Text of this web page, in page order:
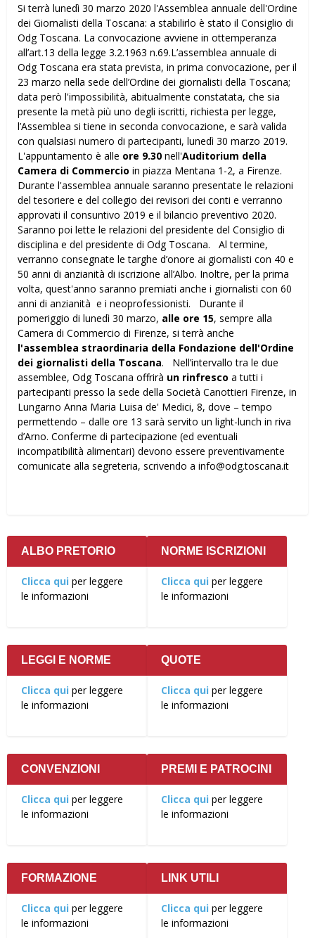
Si terrà lunedì 30 marzo 2020 l'Assemblea annuale dell'Ordine
dei Giornalisti della Toscana: a stabilirlo è stato il Consiglio di
Odg Toscana. La convocazione avviene in ottemperanza
all’art.13 della legge 3.2.1963 n.69.L’assemblea annuale di
Odg Toscana era stata prevista, in prima convocazione, per il
23 marzo nella sede dell’Ordine dei giornalisti della Toscana;
data però l'impossibilità, abitualmente constatata, che sia
presente la metà più uno degli iscritti, richiesta per legge,
l’Assemblea si tiene in seconda convocazione, e sarà valida
con qualsiasi numero di partecipanti, lunedì 30 marzo 2019.
L'appuntamento è alle ore 9.30 nell'Auditorium della
Camera di Commercio in piazza Mentana 1-2, a Firenze.
Durante l'assemblea annuale saranno presentate le relazioni
del tesoriere e del collegio dei revisori dei conti e verranno
approvati il consuntivo 2019 e il bilancio preventivo 2020.
Saranno poi lette le relazioni del presidente del Consiglio di
disciplina e del presidente di Odg Toscana. Al termine,
verranno consegnate le targhe d’onore ai giornalisti con 40 e
50 anni di anzianità di iscrizione all’Albo. Inoltre, per la prima
volta, quest'anno saranno premiati anche i giornalisti con 60
anni di anzianità e i neoprofessionisti. Durante il
pomeriggio di lunedì 30 marzo, alle ore 15, sempre alla
Camera di Commercio di Firenze, si terrà anche
l'assemblea straordinaria della Fondazione dell'Ordine
dei giornalisti della Toscana. Nell’intervallo tra le due
assemblee, Odg Toscana offrirà un rinfresco a tutti i
partecipanti presso la sede della Società Canottieri Firenze, in
Lungarno Anna Maria Luisa de' Medici, 8, dove – tempo
permettendo – dalle ore 13 sarà servito un light-lunch in riva
d’Arno. Conferme di partecipazione (ed eventuali
incompatibilità alimentari) devono essere preventivamente
comunicate alla segreteria, scrivendo a info@odg.toscana.it
ALBO PRETORIO
Clicca qui per leggere
le informazioni
NORME ISCRIZIONI
Clicca qui per leggere
le informazioni
LEGGI E NORME
Clicca qui per leggere
le informazioni
QUOTE
Clicca qui per leggere
le informazioni
CONVENZIONI
Clicca qui per leggere
le informazioni
PREMI E PATROCINI
Clicca qui per leggere
le informazioni
FORMAZIONE
Clicca qui per leggere
le informazioni
LINK UTILI
Clicca qui per leggere
le informazioni